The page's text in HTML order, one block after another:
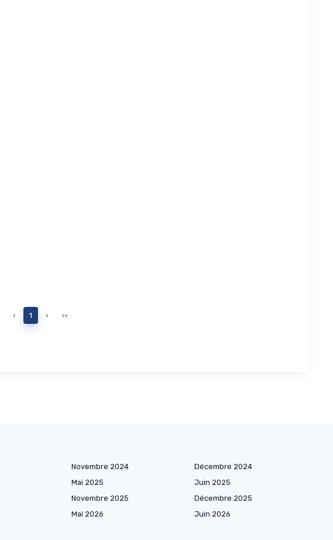
‹ 1 › ››
Novembre 2024
Décembre 2024
Mai 2025
Juin 2025
Novembre 2025
Décembre 2025
Mai 2026
Juin 2026